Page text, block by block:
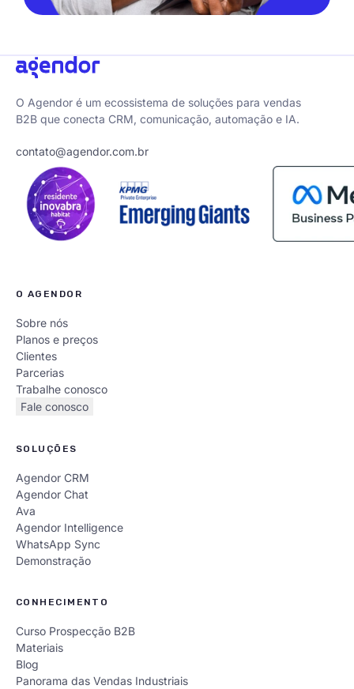
O Agendor é um ecossistema de soluções para vendas
B2B que conecta CRM, comunicação, automação e IA.
contato@agendor.com.br
O AGENDOR
Sobre nós
Planos e preços
Clientes
Parcerias
Trabalhe conosco
Fale conosco
SOLUÇÕES
Agendor CRM
Agendor Chat
Ava
Agendor Intelligence
WhatsApp Sync
Demonstração
CONHECIMENTO
Curso Prospecção B2B
Materiais
Blog
Panorama das Vendas Industriais